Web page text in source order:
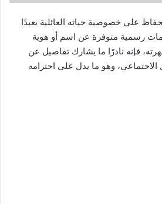
على خصوصية حياته العائلية بعيدًا
رسمية متوفرة عن اسم أو هوية
فإنه نادرًا ما يشارك تفاصيل عن
الاجتماعي، وهو ما يدل على احترامه